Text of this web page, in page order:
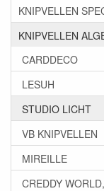
KNIPVELLEN
KNIPVELLEN
CARDDECO
LESUH
STUDIO LICHT
VB KNIPVELLEN
MIREILLE
CREDDY